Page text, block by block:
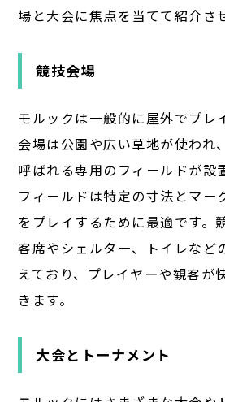
場と大会に焦点を当てて紹介さ
競技会場
モルックは一般的に屋外でプレ
会場は公園や広い草地が使われ
呼ばれる専用のフィールドが設
フィールドは特定の寸法とマー
をプレイするために最適です。
客席やシェルター、トイレなど
えており、プレイヤーや観客が
きます。
大会とトーナメント